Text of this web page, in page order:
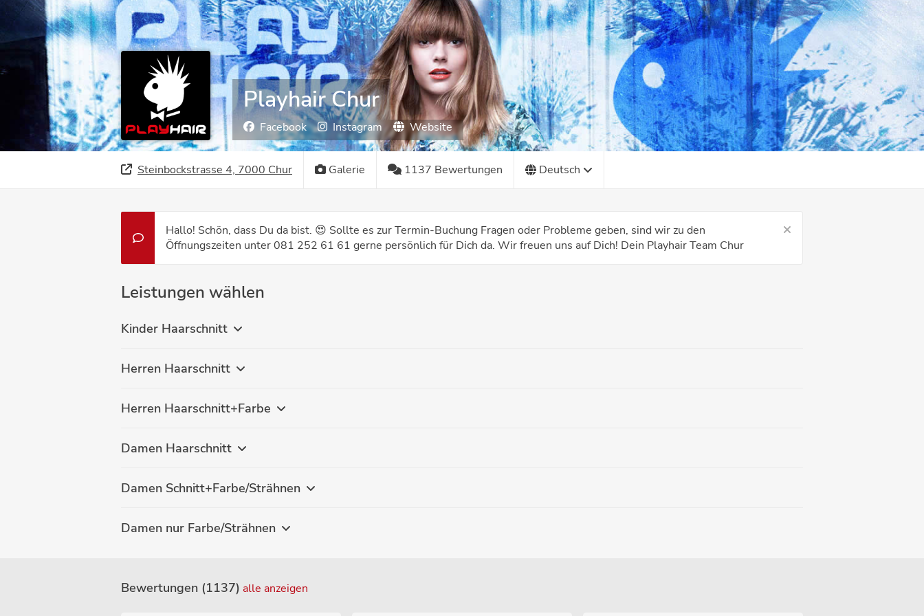
Playhair Chur
Facebook Instagram Website
Steinbockstrasse 4, 7000 Chur Galerie 1137 Bewertungen Deutsch
Hallo! Schön, dass Du da bist. 😍 Sollte es zur Termin-Buchung Fragen oder Probleme geben, sind wir zu den
Öffnungszeiten unter 081 252 61 61 gerne persönlich für Dich da. Wir freuen uns auf Dich! Dein Playhair Team Chur
Leistungen wählen
Kinder Haarschnitt
Herren Haarschnitt
Herren Haarschnitt+Farbe
Damen Haarschnitt
Damen Schnitt+Farbe/Strähnen
Damen nur Farbe/Strähnen
Bewertungen (1137) alle anzeigen